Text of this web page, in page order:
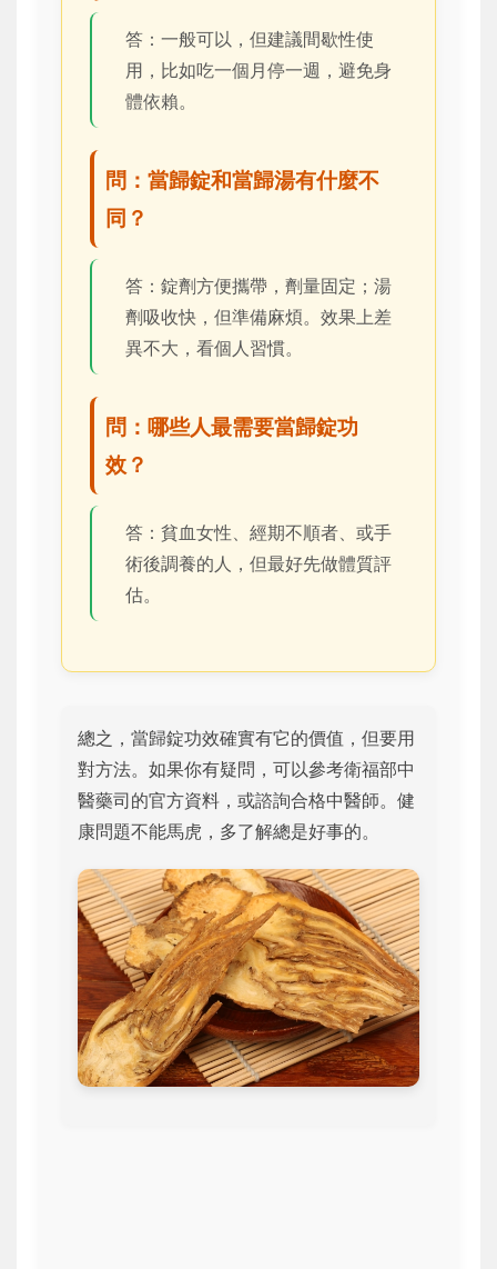
答：一般可以，但建議間歇性使
用，比如吃一個月停一週，避免身
體依賴。
問：當歸錠和當歸湯有什麼不
同？
答：錠劑方便攜帶，劑量固定；湯
劑吸收快，但準備麻煩。效果上差
異不大，看個人習慣。
問：哪些人最需要當歸錠功
效？
答：貧血女性、經期不順者、或手
術後調養的人，但最好先做體質評
估。
總之，當歸錠功效確實有它的價值，但要用
對方法。如果你有疑問，可以參考衛福部中
醫藥司的官方資料，或諮詢合格中醫師。健
康問題不能馬虎，多了解總是好事的。